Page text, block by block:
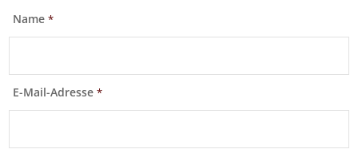
Name*
E-Mail-Adresse*